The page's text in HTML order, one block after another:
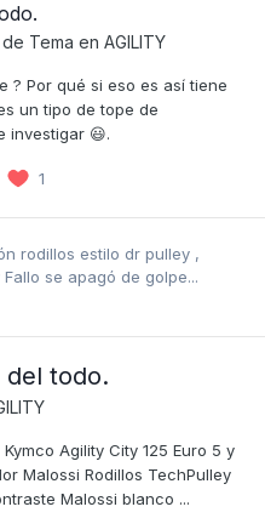
de Tema en AGILITY
? Por qué si eso es así tiene
un tipo de tope de
investigar 😃.
1
rodillos estilo dr pulley ,
Fallo se apagó de golpe...
del todo.
Agility City 125 Euro 5 y
Malossi Rodillos TechPulley
Malossi blanco ...